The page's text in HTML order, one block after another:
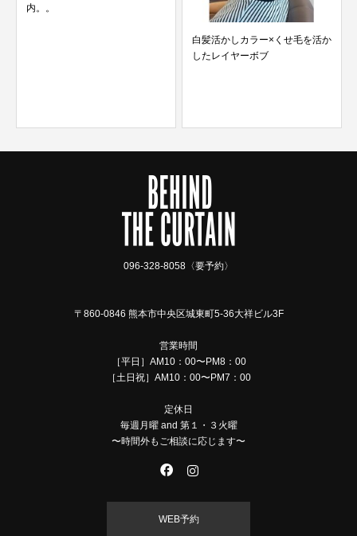
白髪活かしカラー×くせ毛を活か
096-328-8058〈要予約〉
〒860-0846 熊本市中央区城東町5-36大祥ビル3F
営業時間
［平日］AM10：00〜PM8：00
［土日祝］AM10：00〜PM7：00
定休日
毎週月曜 and 第１・３火曜
〜時間外もご相談に応じます〜
WEB予約